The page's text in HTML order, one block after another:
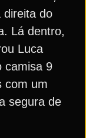
direita do
Lá dentro,
Luca
camisa 9
com um
segura de